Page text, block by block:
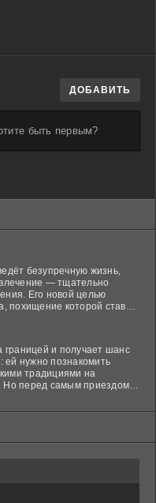
ДОБАВИТЬ
быть первым?
безупречную жизнь,
— тщательно
Его новой целью
похищение которой ставит
границей и получает шанс
ей нужно познакомить
традициями на
перед самым приездом